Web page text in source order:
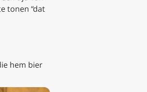
tonen “dat
hem bier